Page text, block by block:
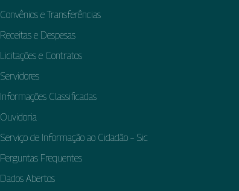
Convênios e Transferências
Receitas e Despesas
Licitações e Contratos
Servidores
Informações Classificadas
Ouvidoria
Serviço de Informação ao Cidadão – Sic
Perguntas Frequentes
Dados Abertos